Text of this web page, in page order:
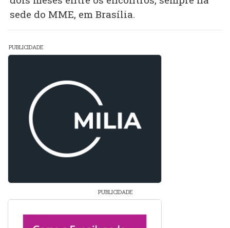
sede do MME, em Brasília.
PUBLICIDADE
PUBLICIDADE